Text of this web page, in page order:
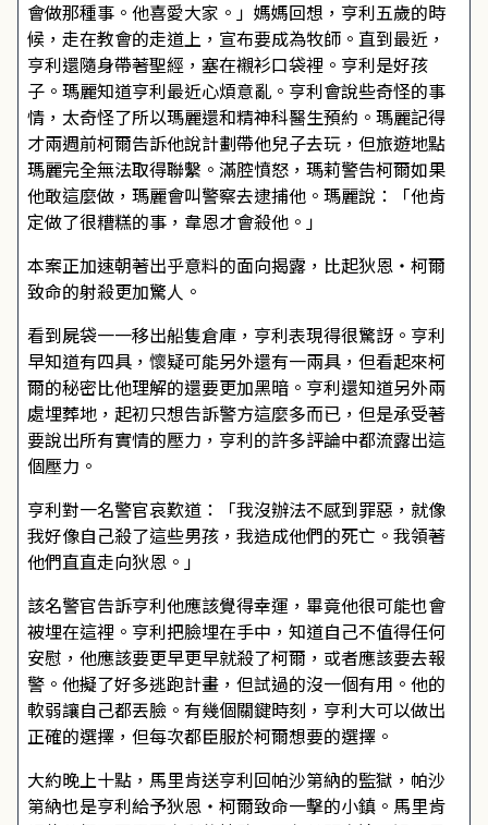
會做那種事。他喜愛大家。」媽媽回想，亨利五歲的時
候，走在教會的走道上，宣布要成為牧師。直到最近，
亨利還隨身帶著聖經，塞在襯衫口袋裡。亨利是好孩
子。瑪麗知道亨利最近心煩意亂。亨利會說些奇怪的事
情，太奇怪了所以瑪麗還和精神科醫生預約。瑪麗記得
才兩週前柯爾告訴他說計劃帶他兒子去玩，但旅遊地點
瑪麗完全無法取得聯繫。滿腔憤怒，瑪莉警告柯爾如果
他敢這麼做，瑪麗會叫警察去逮捕他。瑪麗說：「他肯
定做了很糟糕的事，韋恩才會殺他。」
本案正加速朝著出乎意料的面向揭露，比起狄恩・柯爾
致命的射殺更加驚人。
看到屍袋一一移出船隻倉庫，亨利表現得很驚訝。亨利
早知道有四具，懷疑可能另外還有一兩具，但看起來柯
爾的秘密比他理解的還要更加黑暗。亨利還知道另外兩
處埋葬地，起初只想告訴警方這麼多而已，但是承受著
要說出所有實情的壓力，亨利的許多評論中都流露出這
個壓力。
亨利對一名警官哀歎道：「我沒辦法不感到罪惡，就像
我好像自己殺了這些男孩，我造成他們的死亡。我領著
他們直直走向狄恩。」
該名警官告訴亨利他應該覺得幸運，畢竟他很可能也會
被埋在這裡。亨利把臉埋在手中，知道自己不值得任何
安慰，他應該要更早更早就殺了柯爾，或者應該要去報
警。他擬了好多逃跑計畫，但試過的沒一個有用。他的
軟弱讓自己都丟臉。有幾個關鍵時刻，亨利大可以做出
正確的選擇，但每次都臣服於柯爾想要的選擇。
大約晚上十點，馬里肯送亨利回帕沙第納的監獄，帕沙
第納也是亨利給予狄恩・柯爾致命一擊的小鎮。馬里肯